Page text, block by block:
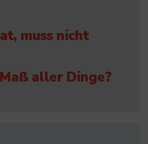
muss nicht
aller Dinge?